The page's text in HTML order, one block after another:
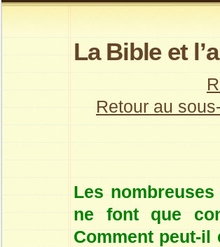
La Bible et
Retour au
Les
ne font que
Comment peut-